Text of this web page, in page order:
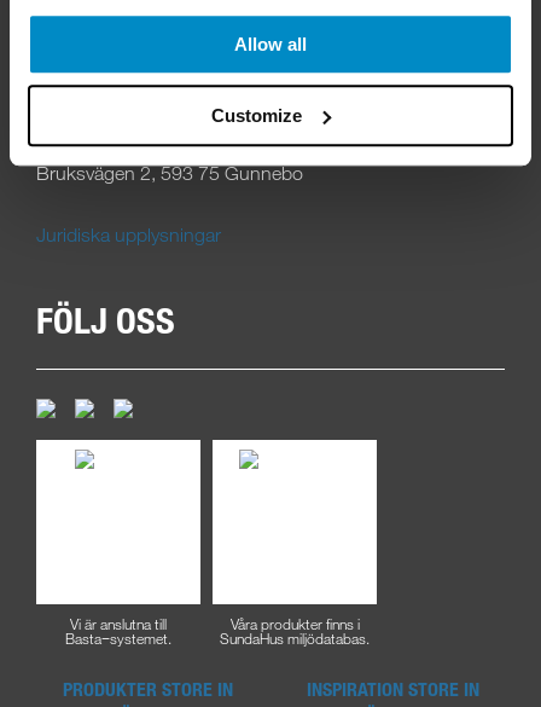
Allow all
Customize
Simpson Strong-Tie AB
Bruksvägen 2, 593 75 Gunnebo
Juridiska upplysningar
FÖLJ OSS
Vi är anslutna till
Basta−systemet.
Våra produkter finns i
SundaHus miljödatabas.
PRODUKTER STORE IN
INSPIRATIONSTORE IN